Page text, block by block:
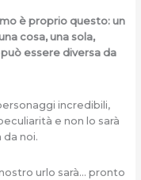
è proprio questo: un
cosa, una sola,
essere diversa da
incredibili,
e non lo sarà
noi.
urlo sarà… pronto